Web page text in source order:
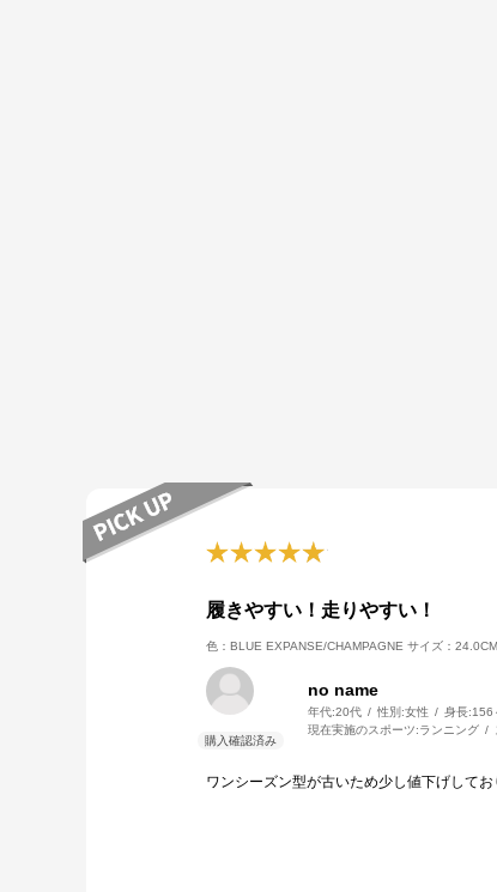
履きやすい！走りやすい！
色：BLUE EXPANSE/CHAMPAGNE サイズ：24.0CM
no name
年代:20代 性別:女性 身長:156
現在実施のスポーツ:ランニング
ワンシーズン型が古いため少し値下げして